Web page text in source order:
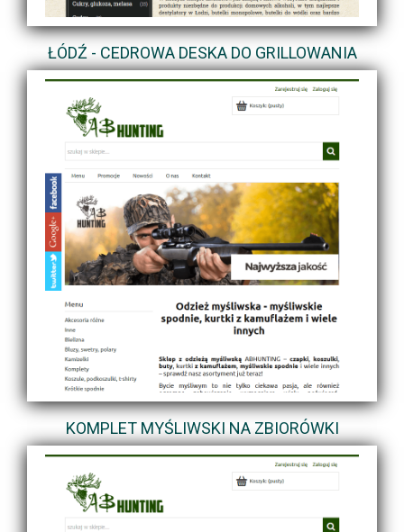
ŁÓDŹ - CEDROWA DESKA DO GRILLOWANIA
KOMPLET MYŚLIWSKI NA ZBIORÓWKI